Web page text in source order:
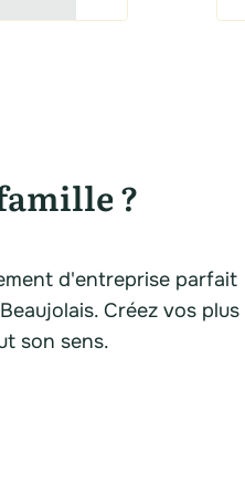
?
d'entreprise parfait
Créez vos plus
son sens.